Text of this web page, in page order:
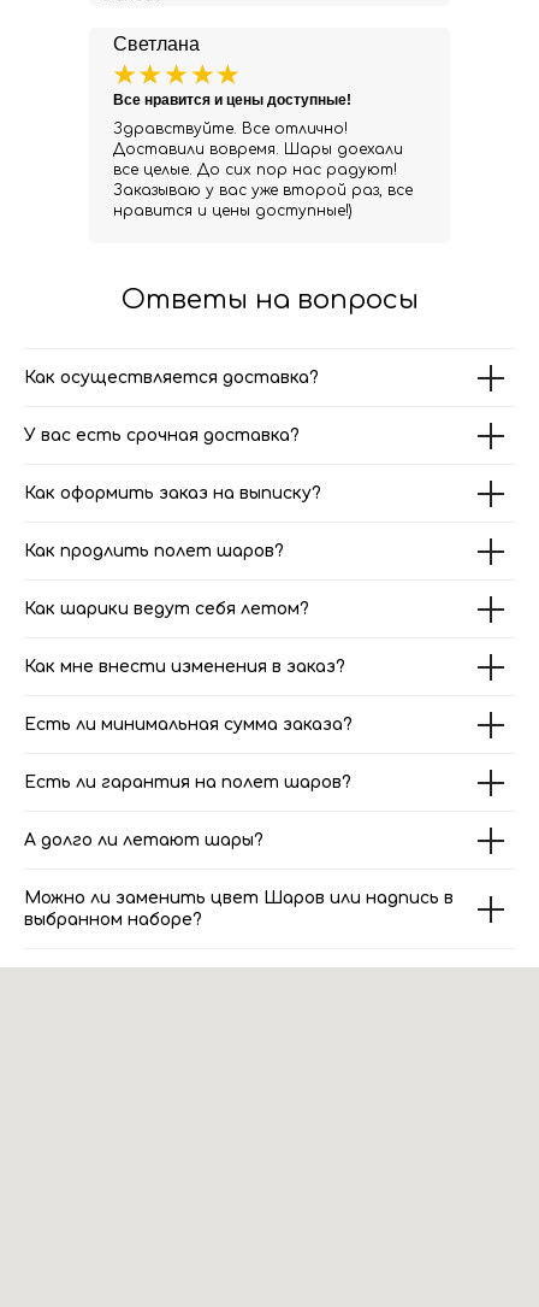
Светлана
Здравствуйте. Все отлично!
Доставили вовремя. Шары доехали
все целые. До сих пор нас радуют!
Заказываю у вас уже второй раз, все
нравится и цены доступные!)
Все нравится и цены доступные!
Ответы на вопросы
Как осуществляется доставка?
У вас есть срочная доставка?
Как оформить заказ на выписку?
Как продлить полет шаров?
Как шарики ведут себя летом?
Как мне внести изменения в заказ?
Есть ли минимальная сумма заказа?
Есть ли гарантия на полет шаров?
А долго ли летают шары?
Можно ли заменить цвет Шаров или надпись в
выбранном наборе?